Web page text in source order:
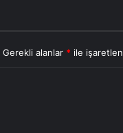
Gerekli alanlar * ile